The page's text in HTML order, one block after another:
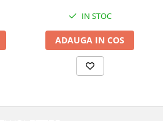
IN STOC
ADAUGA IN COS